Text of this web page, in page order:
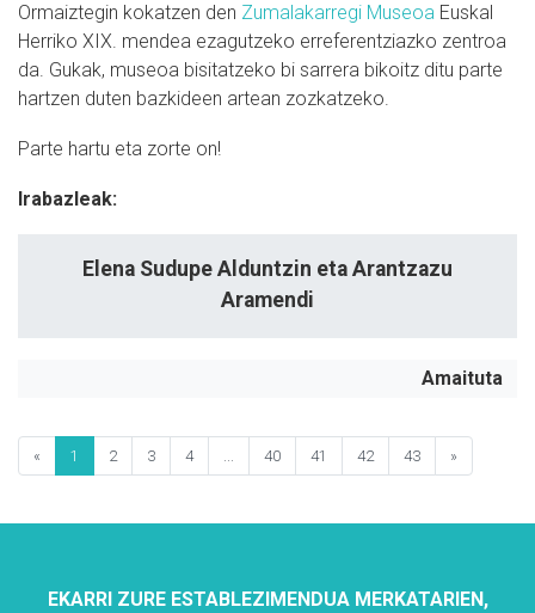
Ormaiztegin kokatzen den Zumalakarregi Museoa Euskal
Herriko XIX. mendea ezagutzeko erreferentziazko zentroa
da. Gukak, museoa bisitatzeko bi sarrera bikoitz ditu parte
hartzen duten bazkideen artean zozkatzeko.
Parte hartu eta zorte on!
Irabazleak:
Elena Sudupe Alduntzin eta Arantzazu
Aramendi
Amaituta
« 1 2 3 4 ... 40 41 42 43 »
EKARRI ZURE ESTABLEZIMENDUA MERKATARIEN,